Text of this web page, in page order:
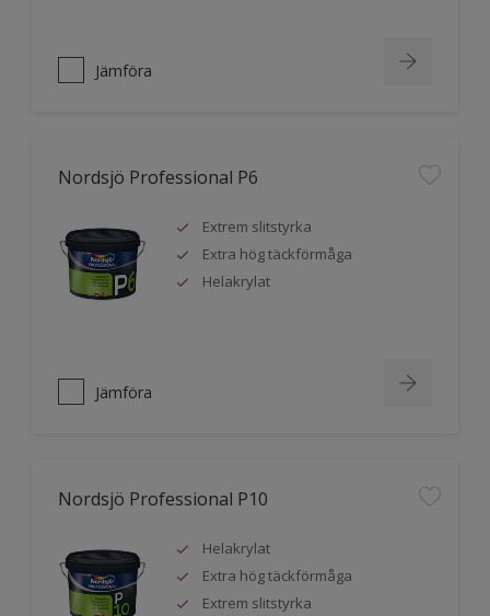
Jämföra
Nordsjö Professional P6
Extrem slitstyrka
Extra hög täckförmåga
Helakrylat
Jämföra
Nordsjö Professional P10
Helakrylat
Extra hög täckförmåga
Extrem slitstyrka